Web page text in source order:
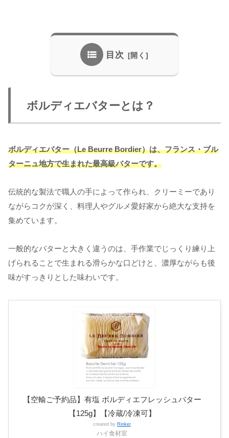
目次
ボルディエバターとは？
ボルディエバター（Le Beurre Bordier）は、フランス・ブル
ターニュ地方で生まれた最高級バターです。
伝統的な製法で職人の手によって作られ、クリーミーであり
ながらコクが深く、料理人やグルメ愛好家から絶大な支持を
集めています。
一般的なバターと大きく違うのは、手作業でじっくり練り上
げられることで生まれる滑らかな口どけと、濃厚ながらも後
味がすっきりとした味わいです。
【空輸ご予約品】有塩 ボルディエフレッシュバター
【125g】【冷蔵/冷凍可】
created by Rinker
ハイ食材室